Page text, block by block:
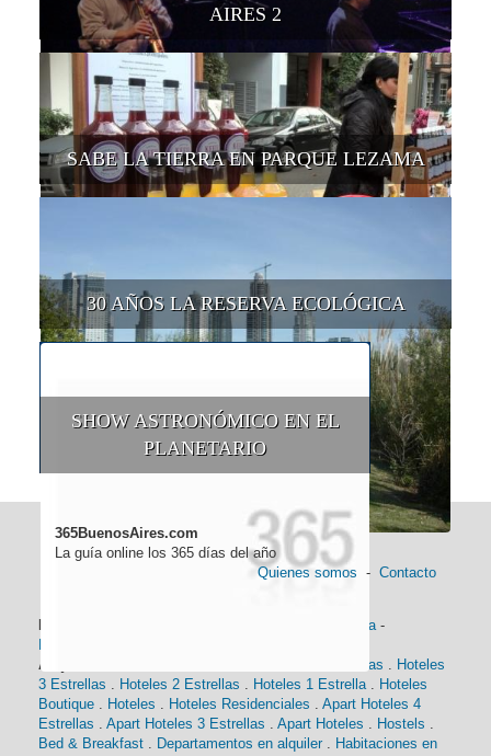
AIRES 2
SABE LA TIERRA EN PARQUE LEZAMA
30 AÑOS LA RESERVA ECOLÓGICA
SHOW ASTRONÓMICO EN EL
PLANETARIO
365BuenosAires.com
La guía online los 365 días del año
Quienes somos - Contacto
Historia-
Alojamiento:
Hoteles 4 Estrellas . Hoteles
3 Estrellas . Hoteles 2 Estrellas . Hoteles 1 Estrella. Hoteles
Boutique . Hoteles . Hoteles Residenciales . Apart Hoteles 4
Estrellas . Apart Hoteles 3 Estrellas . Apart Hoteles . Hostels .
Bed & Breakfast . Departamentos en alquiler . Habitaciones en